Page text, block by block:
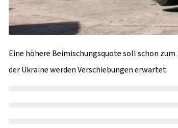
Eine höhere Beimischungsquote soll schon
der Ukraine werden Verschiebungen erwartet.